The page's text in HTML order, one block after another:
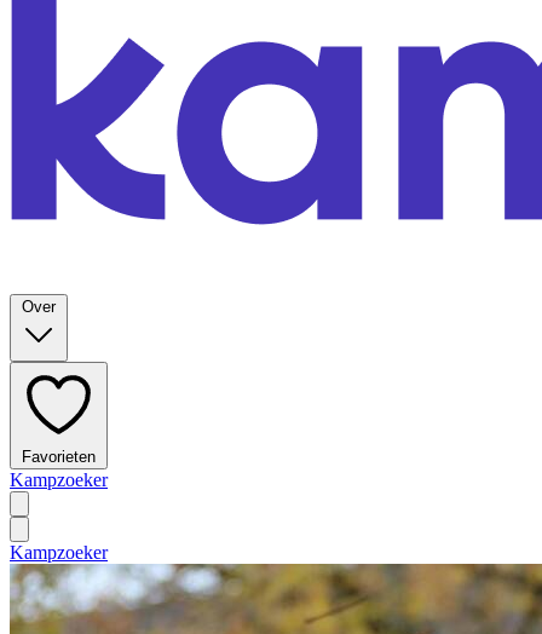
Over
Favorieten
Kampzoeker
Kampzoeker